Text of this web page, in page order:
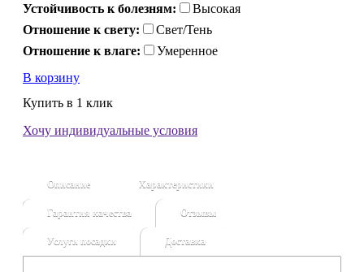
Устойчивость к болезням:
Высокая
Отношение к свету:
Свет/Тень
Отношение к влаге:
Умеренное
В корзину
Купить в 1 клик
Хочу индивидуальные условия
Описание Характеристики
Гарантия качества Отзывы
Услуги посадки Доставка